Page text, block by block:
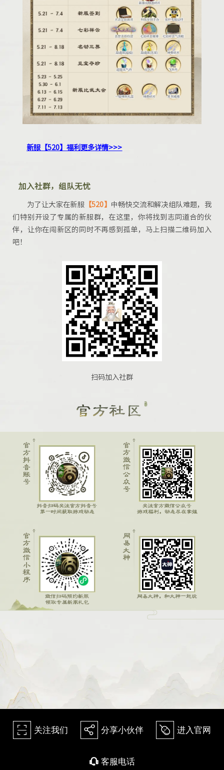
新服【520】福利更多详情>>>
加入社群，组队无忧
为了让大家在新服 【520】 中畅快交流和解决组队难题，我
们特别开设了专属的新服群，在这里，你将找到志同道合的伙
伴，让你在闯新区的同时不再感到孤单，马上扫描二维码加入
吧！
扫码加入社群
򰀁 关注我们 򰀂 分享小伙伴 򰀄 进入官网
򰀃 客服电话